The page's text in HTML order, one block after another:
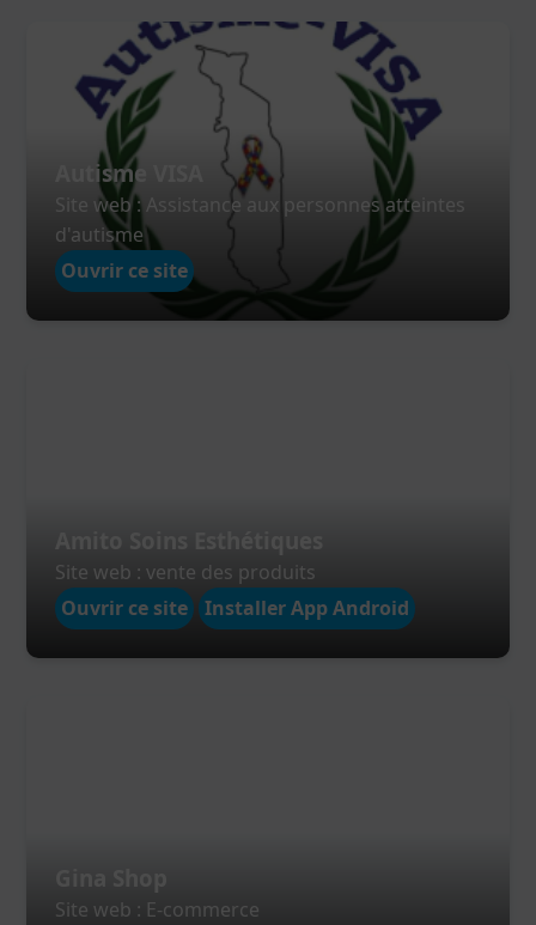
Autisme VISA
Site web : Assistance aux personnes atteintes
d'autisme
Ouvrir ce site
Site web : vente des produits
Ouvrir ce site
Installer App Android
Site web : E-commerce